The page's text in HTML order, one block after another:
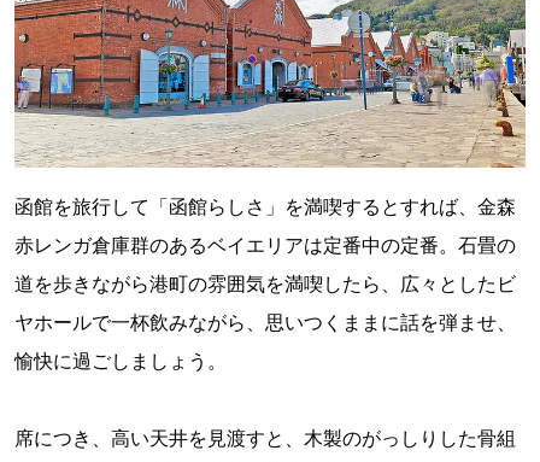
函館を旅行して「函館らしさ」を満喫するとすれば、金森
赤レンガ倉庫群のあるベイエリアは定番中の定番。石畳の
道を歩きながら港町の雰囲気を満喫したら、広々としたビ
ヤホールで一杯飲みながら、思いつくままに話を弾ませ、
愉快に過ごしましょう。
席につき、高い天井を見渡すと、木製のがっしりした骨組